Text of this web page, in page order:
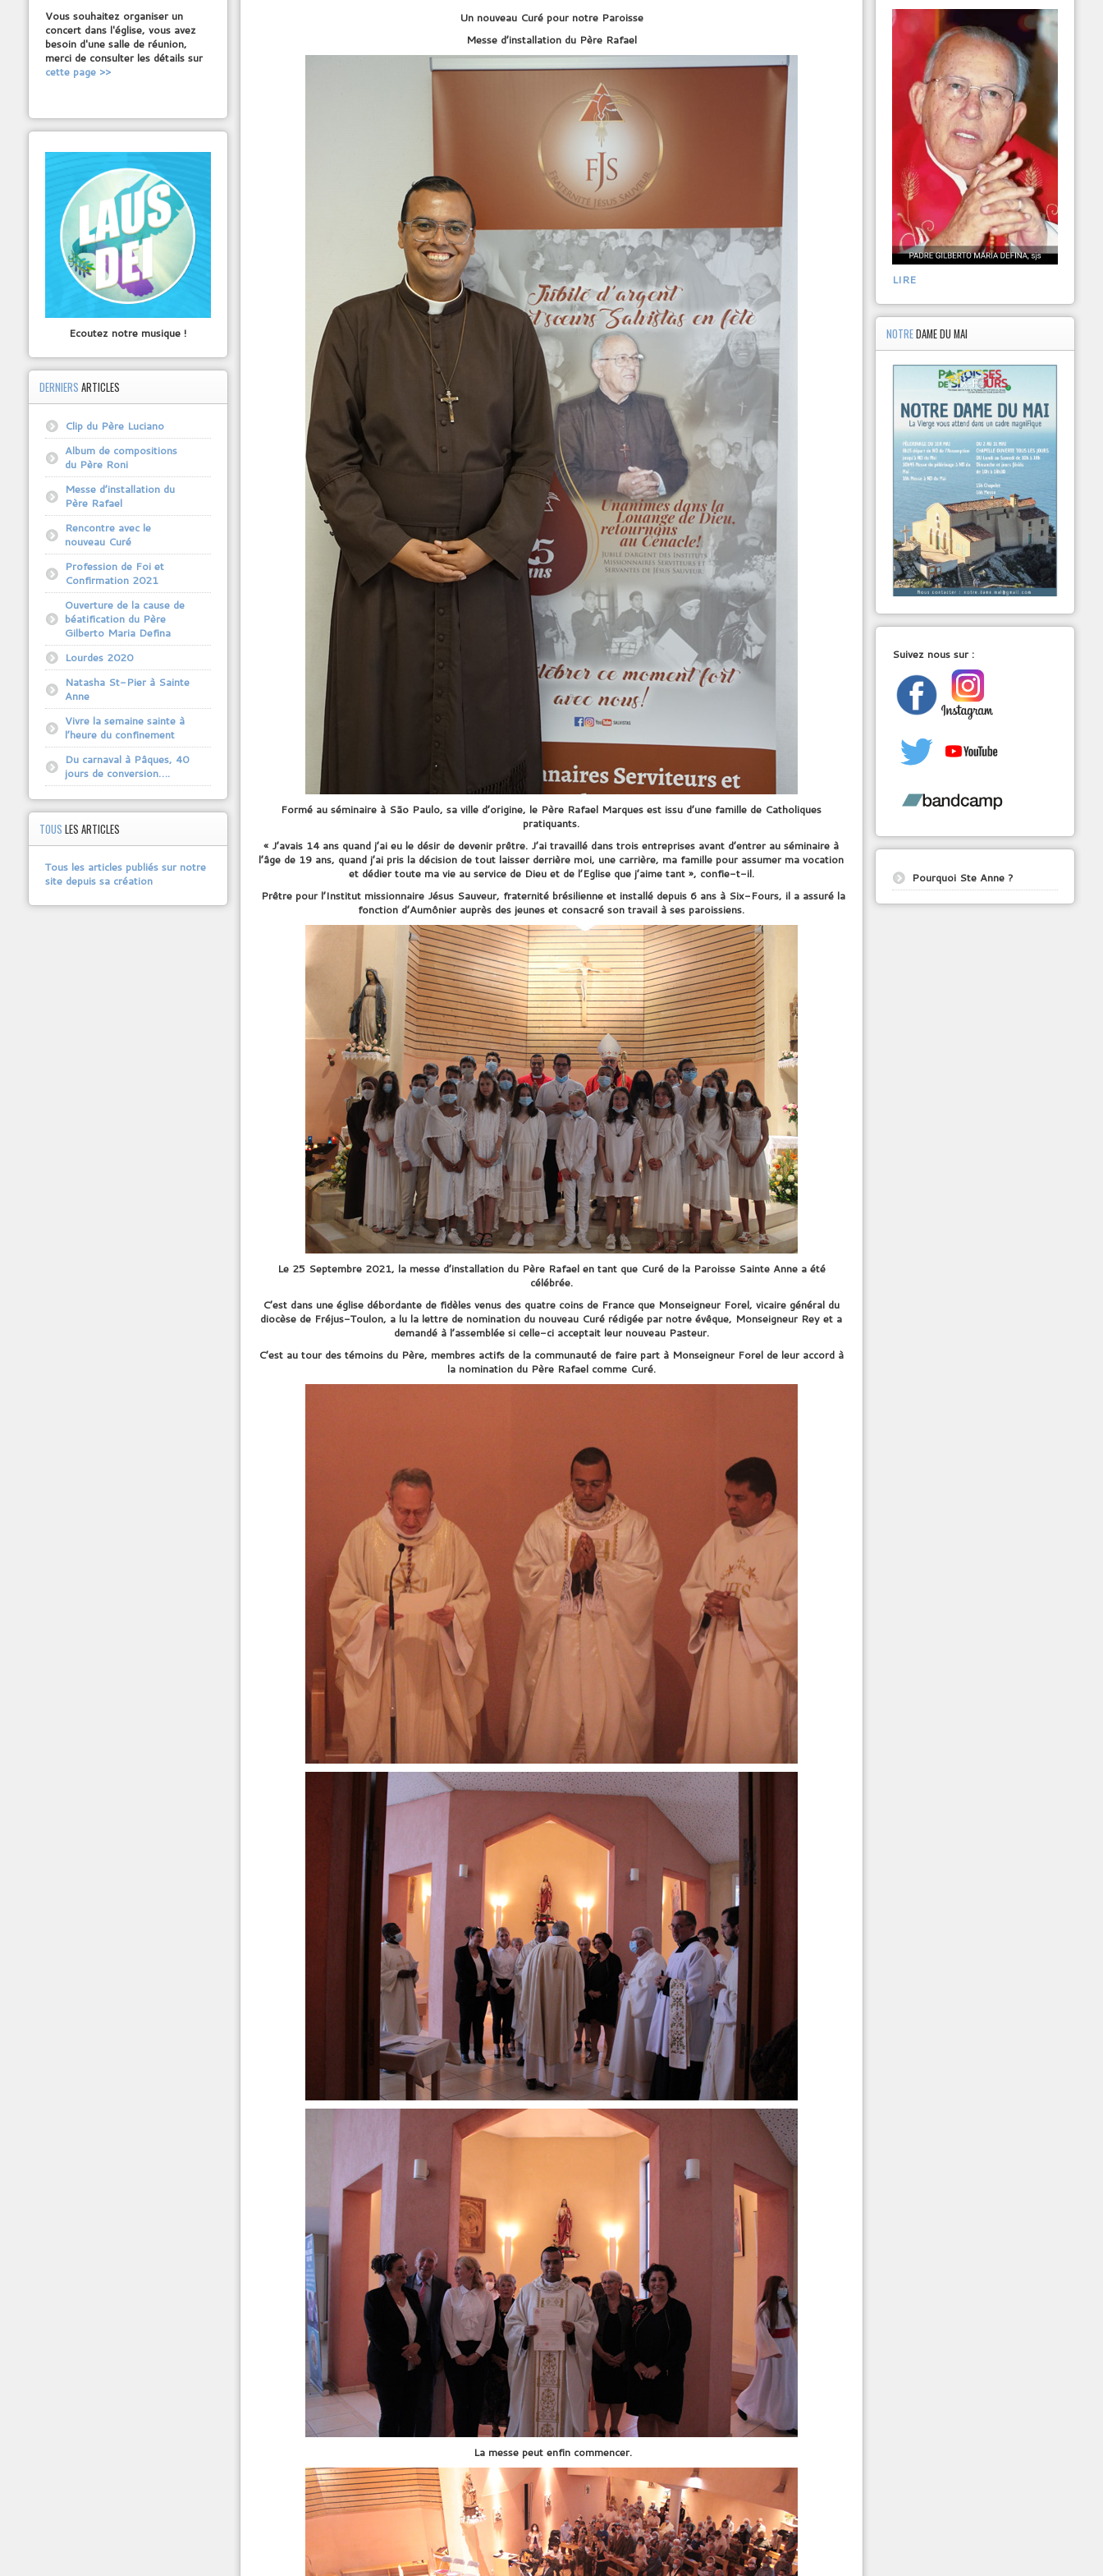
Un nouveau Curé pour notre Paroisse
Messe d’installation du Père Rafael
Formé au séminaire à São Paulo, sa ville d’origine, le Père Rafael Marques est issu d’une famille de Catholiques
pratiquants.
« J’avais 14 ans quand j’ai eu le désir de devenir prêtre. J’ai travaillé dans trois entreprises avant d’entrer au séminaire à
l’âge de 19 ans, quand j’ai pris la décision de tout laisser derrière moi, une carrière, ma famille pour assumer ma vocation
et dédier toute ma vie au service de Dieu et de l’Eglise que j’aime tant », confie-t-il.
Prêtre pour l’Institut missionnaire Jésus Sauveur, fraternité brésilienne et installé depuis 6 ans à Six-Fours, il a assuré la
fonction d’Aumônier auprès des jeunes et consacré son travail à ses paroissiens.
Le 25 Septembre 2021, la messe d’installation du Père Rafael en tant que Curé de la Paroisse Sainte Anne a été
célébrée.
C’est dans une église débordante de fidèles venus des quatre coins de France que Monseigneur Forel, vicaire général du
diocèse de Fréjus-Toulon, a lu la lettre de nomination du nouveau Curé rédigée par notre évêque, Monseigneur Rey et a
demandé à l’assemblée si celle-ci acceptait leur nouveau Pasteur.
C’est au tour des témoins du Père, membres actifs de la communauté de faire part à Monseigneur Forel de leur accord à
la nomination du Père Rafael comme Curé.
La messe peut enfin commencer.
Vous souhaitez organiser un
concert dans l'église, vous avez
besoin d'une salle de réunion,
merci de consulter les détails sur
cette page >>
Ecoutez notre musique !
DERNIERS ARTICLES
Clip du Père Luciano
Album de compositions
du Père Roni
Messe d’installation du
Père Rafael
Rencontre avec le
nouveau Curé
Profession de Foi et
Confirmation 2021
Ouverture de la cause de
béatification du Père
Gilberto Maria Defina
Lourdes 2020
Natasha St-Pier à Sainte
Anne
Vivre la semaine sainte à
l’heure du confinement
Du carnaval à Pâques, 40
jours de conversion….
TOUS LES ARTICLES
Tous les articles publiés sur notre
site depuis sa création
LIRE
NOTREDAME DU MAI
Suivez nous sur :
Pourquoi Ste Anne ?